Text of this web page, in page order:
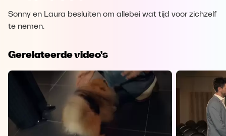
Sonny en Laura besluiten om allebei wat tijd voor zichzelf
te nemen.
Gerelateerde video's